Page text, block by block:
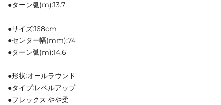
●ターン弧(m):13.7
●サイズ:168cm
●センター幅(mm):74
●ターン弧(m):14.6
●形状:オールラウンド
●タイプ:レベルアップ
●フレックス:やや柔